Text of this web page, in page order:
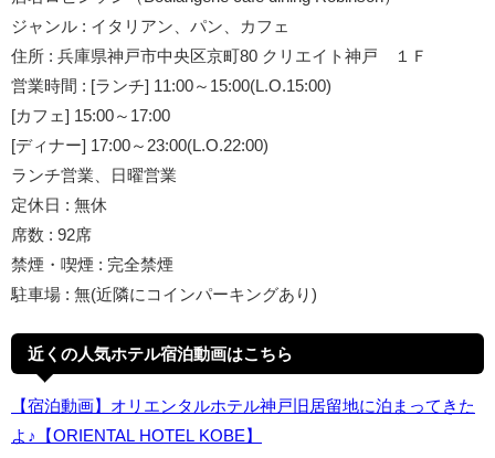
ジャンル : イタリアン、パン、カフェ
住所 : 兵庫県神戸市中央区京町80 クリエイト神戸 １Ｆ
営業時間 : [ランチ] 11:00～15:00(L.O.15:00)
[カフェ] 15:00～17:00
[ディナー] 17:00～23:00(L.O.22:00)
ランチ営業、日曜営業
定休日 : 無休
席数 : 92席
禁煙・喫煙 : 完全禁煙
駐車場 : 無(近隣にコインパーキングあり)
近くの人気ホテル宿泊動画はこちら
【宿泊動画】オリエンタルホテル神戸旧居留地に泊まってきた
よ♪【ORIENTAL HOTEL KOBE】